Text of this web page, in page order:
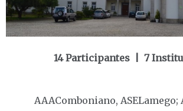
14 Participantes | 7
AAAComboniano, ASELamego;